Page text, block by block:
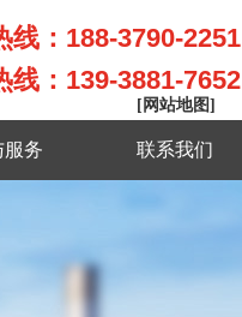
线：188-3790-2251
线：139-3881-7652
[网站地图]
服务 联系我们